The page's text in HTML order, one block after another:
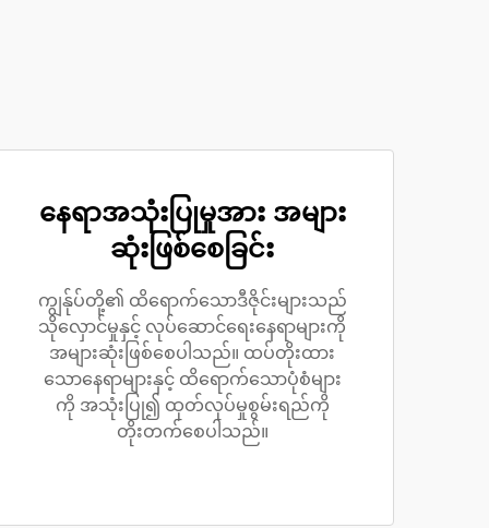
နေရာအသုံးပြုမှုအား အများ
ဆုံးဖြစ်စေခြင်း
ကျွန်ုပ်တို့၏ ထိရောက်သောဒီဇိုင်းများသည်
သိုလှောင်မှုနှင့် လုပ်ဆောင်ရေးနေရာများကို
အများဆုံးဖြစ်စေပါသည်။ ထပ်တိုးထား
သောနေရာများနှင့် ထိရောက်သောပုံစံများ
ကို အသုံးပြု၍ ထုတ်လုပ်မှုစွမ်းရည်ကို
တိုးတက်စေပါသည်။